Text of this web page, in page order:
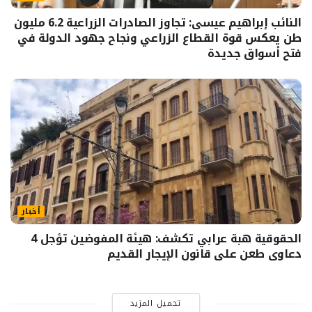
النائب إبراهيم عيسى: تجاوز الصادرات الزراعية 6.2 مليون
طن يعكس قوة القطاع الزراعي ونجاح جهود الدولة في
فتح أسواق جديدة
أخبار
الحقوقية هبة عرابي تكشف: هيئة المفوضين تؤجل 4
دعاوى طعن على قانون الإيجار القديم
تحميل المزيد